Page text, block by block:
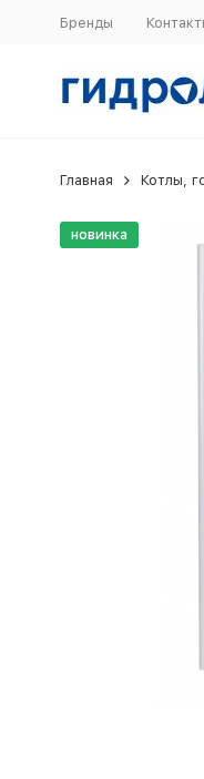
Бренды
Главная Котлы,
новинка